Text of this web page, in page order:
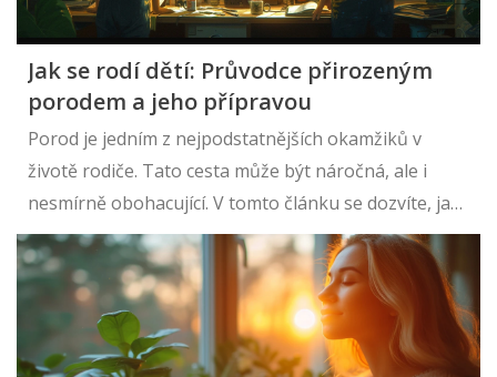
Jak se rodí dětí: Průvodce přirozeným
porodem a jeho přípravou
Porod je jedním z nejpodstatnějších okamžiků v
životě rodiče. Tato cesta může být náročná, ale i
nesmírně obohacující. V tomto článku se dozvíte, jak
se připravit na přirozený porod, jaké fáze porodu
existují, jak probíhá první kontakt s miminkem a jaké
jsou metody úlevy od bolesti. Nabízíme také tipy na
to, jak zvládnout poporodní období a jak se postarat
o novorozence. Tento obsáhlý průvodce je určen